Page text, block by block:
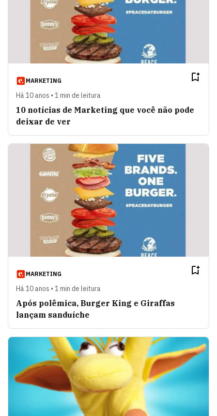
MARKETING
Há 10 anos • 1 min de leitura
10 notícias de Marketing que você não pode
deixar de ver
MARKETING
Há 10 anos • 1 min de leitura
Após polêmica, Burger King e Giraffas
lançam sanduíche